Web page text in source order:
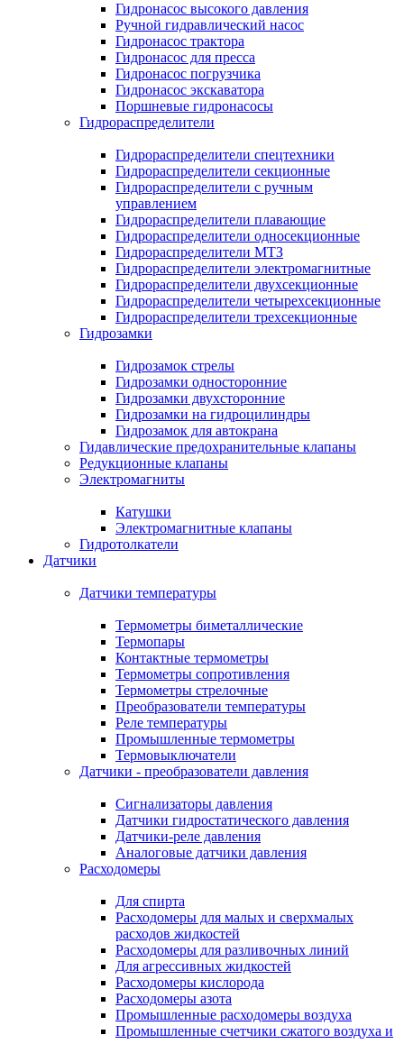
Гидронасос высокого давления
Ручной гидравлический насос
Гидронасос трактора
Гидронасос для пресса
Гидронасос погрузчика
Гидронасос экскаватора
Поршневые гидронасосы
Гидрораспределители
Гидрораспределители спецтехники
Гидрораспределители секционные
Гидрораспределители с ручным
управлением
Гидрораспределители плавающие
Гидрораспределители односекционные
Гидрораспределители МТЗ
Гидрораспределители электромагнитные
Гидрораспределители двухсекционные
Гидрораспределители четырехсекционные
Гидрораспределители трехсекционные
Гидрозамки
Гидрозамок стрелы
Гидрозамки односторонние
Гидрозамки двухсторонние
Гидрозамки на гидроцилиндры
Гидрозамок для автокрана
Гидавлические предохранительные клапаны
Редукционные клапаны
Электромагниты
Катушки
Электромагнитные клапаны
Гидротолкатели
Датчики
Датчики температуры
Термометры биметаллические
Термопары
Контактные термометры
Термометры сопротивления
Термометры стрелочные
Преобразователи температуры
Реле температуры
Промышленные термометры
Термовыключатели
Датчики - преобразователи давления
Сигнализаторы давления
Датчики гидростатического давления
Датчики-реле давления
Аналоговые датчики давления
Расходомеры
Для спирта
Расходомеры для малых и сверхмалых
расходов жидкостей
Расходомеры для разливочных линий
Для агрессивных жидкостей
Расходомеры кислорода
Расходомеры азота
Промышленные расходомеры воздуха
Промышленные счетчики сжатого воздуха и